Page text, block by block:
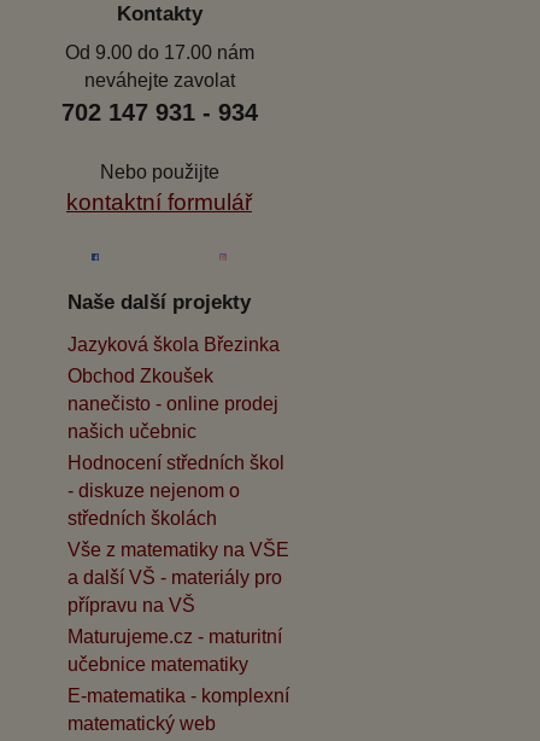
Kontakty
Od 9.00 do 17.00 nám
neváhejte zavolat
702 147 931 - 934
Nebo použijte
kontaktní formulář
Naše další projekty
Jazyková škola Březinka
Obchod Zkoušek
nanečisto - online prodej
našich učebnic
Hodnocení středních škol
- diskuze nejenom o
středních školách
Vše z matematiky na VŠE
a další VŠ - materiály pro
přípravu na VŠ
Maturujeme.cz - maturitní
učebnice matematiky
E-matematika - komplexní
matematický web